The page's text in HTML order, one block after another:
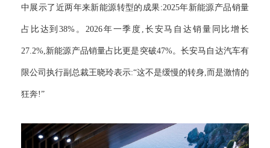
中展示了近两年来新能源转型的成果:2025年新能源产品销量
占比达到38%。2026年一季度,长安马自达销量同比增长
27.2%,新能源产品销量占比更是突破47%。长安马自达汽车有
限公司执行副总裁王晓玲表示:“这不是缓慢的转身,而是激情的
狂奔!”